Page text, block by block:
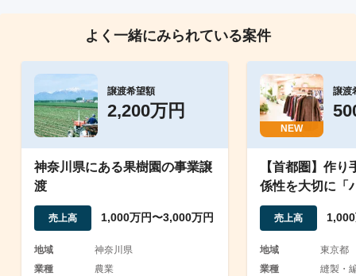
よく一緒にみられている案件
譲渡希望額
2,200万円
神奈川県にある果樹園の事業譲
渡
売上高 1,000万円〜3,000万円
地域
神奈川県
業種
農業
NEW
譲渡
【首都圏】作
係性を大切に「
クラフト事業」
売上高
地域
東京都
業種
縫製・